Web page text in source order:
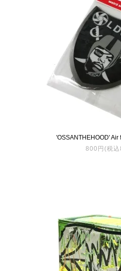
'OSSANTHEHOOD' Air
800円(税